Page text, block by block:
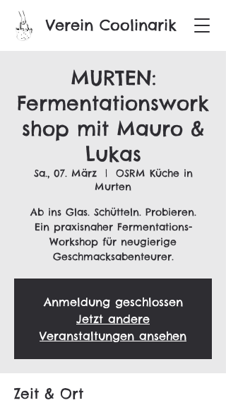
Verein Coolinarik
MURTEN:
Fermentationswork
shop mit Mauro &
Lukas
Sa., 07. März
  |
OSRM Küche in
Murten
Ab ins Glas. Schütteln. Probieren.
Ein praxisnaher Fermentations-
Workshop für neugierige
Geschmacksabenteurer.
Anmeldung geschlossen
Jetzt andere
Veranstaltungen ansehen
Zeit & Ort